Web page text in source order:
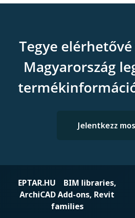
Tegye
Magyarország
Jelentkezz
EPTAR.HU BIM libraries,
ArchiCAD Add-ons, Revit
families